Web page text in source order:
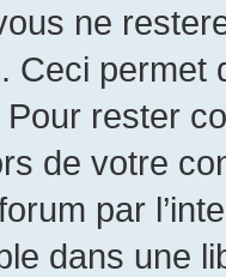
ne
Ceci permet
Pour rester
de votre
par
dans une